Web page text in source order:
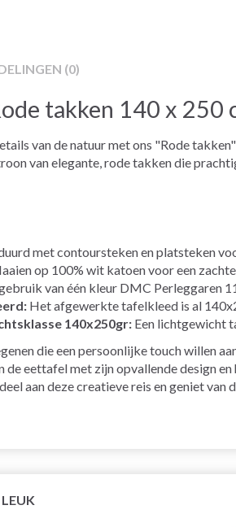
(0)
takken 140 x 250
van de natuur met ons "Rode
van elegante, rode takken die
met contoursteken en platsteken
op 100% wit katoen voor een
van één kleur DMC Perleggaren
Het afgewerkte tafelkleed is al
140x250gr: Een lichtgewicht
die een persoonlijke touch willen
eettafel met zijn opvallende design
aan deze creatieve reis en geniet van